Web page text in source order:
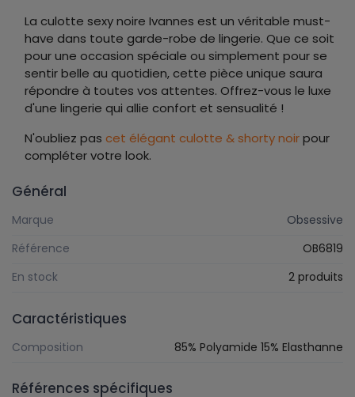
La culotte sexy noire Ivannes est un véritable must-
have dans toute garde-robe de lingerie. Que ce soit
pour une occasion spéciale ou simplement pour se
sentir belle au quotidien, cette pièce unique saura
répondre à toutes vos attentes. Offrez-vous le luxe
d'une lingerie qui allie confort et sensualité !
N'oubliez pas cet élégant culotte & shorty noirpour
compléter votre look.
Général
Marque
Obsessive
Référence
OB6819
En stock
2 produits
Caractéristiques
Composition 85% Polyamide 15% Elasthanne
Références spécifiques